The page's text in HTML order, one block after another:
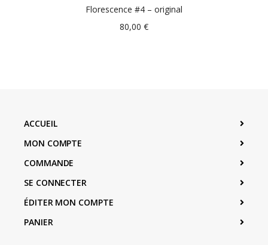
Florescence #4 – original
80,00 €
ACCUEIL
MON COMPTE
COMMANDE
SE CONNECTER
ÉDITER MON COMPTE
PANIER